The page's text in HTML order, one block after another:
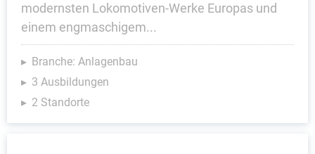
modernsten Lokomotiven-Werke Europas und
einem engmaschigem...
Branche: Anlagenbau
3 Ausbildungen
2 Standorte